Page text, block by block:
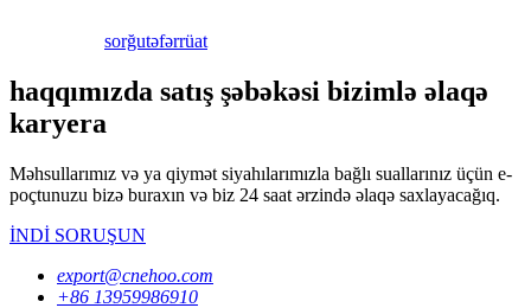
sorğutəfərrüat
haqqımızda satış şəbəkəsi bizimlə əlaqə
karyera
Məhsullarımız və ya qiymət siyahılarımızla bağlı suallarınız üçün e-
poçtunuzu bizə buraxın və biz 24 saat ərzində əlaqə saxlayacağıq.
İNDİ SORUŞUN
export@cnehoo.com
+86 13959986910